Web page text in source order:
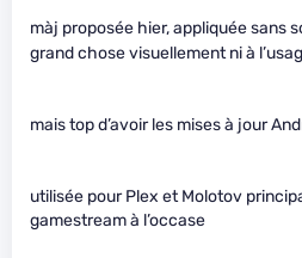
màj proposée hier, appliquée sans
grand chose visuellement ni à
mais top d’avoir les mises à jour
utilisée pour Plex et Molotov
gamestream à l’occase